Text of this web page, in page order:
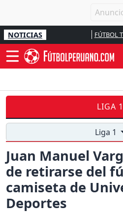
NOTICIAS FÚTBOL
LIGA 1
Liga 1
Juan Manuel
de retirarse del
camiseta de
Deportes